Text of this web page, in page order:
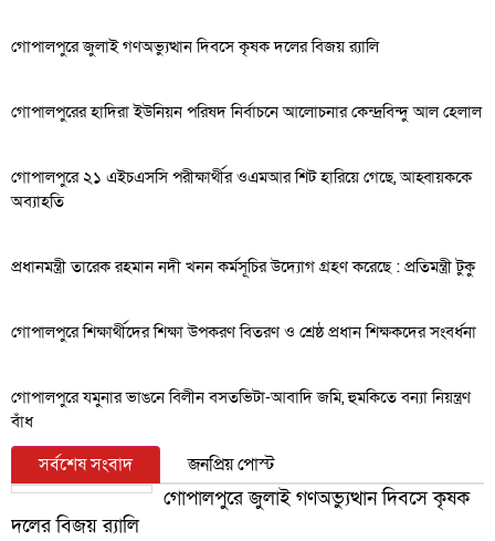
গোপালপুরে জুলাই গণঅভ্যুত্থান দিবসে কৃষক দলের বিজয় র‍্যালি
গোপালপুরের হাদিরা ইউনিয়ন পরিষদ নির্বাচনে আলোচনার কেন্দ্রবিন্দু আল হেলাল
গোপালপুরে ২১ এইচএসসি পরীক্ষার্থীর ওএমআর শিট হারিয়ে গেছে, আহ্বায়ককে
অব্যাহতি
প্রধানমন্ত্রী তারেক রহমান নদী খনন কর্মসূচির উদ্যোগ গ্রহণ করেছে : প্রতিমন্ত্রী টুকু
গোপালপুরে শিক্ষার্থীদের শিক্ষা উপকরণ বিতরণ ও শ্রেষ্ঠ প্রধান শিক্ষকদের সংবর্ধনা
গোপালপুরে যমুনার ভাঙনে বিলীন বসতভিটা-আবাদি জমি, হুমকিতে বন্যা নিয়ন্ত্রণ
বাঁধ
সর্বশেষ সংবাদ জনপ্রিয় পোস্ট
গোপালপুরে জুলাই গণঅভ্যুত্থান দিবসে কৃষক
দলের বিজয় র‍্যালি